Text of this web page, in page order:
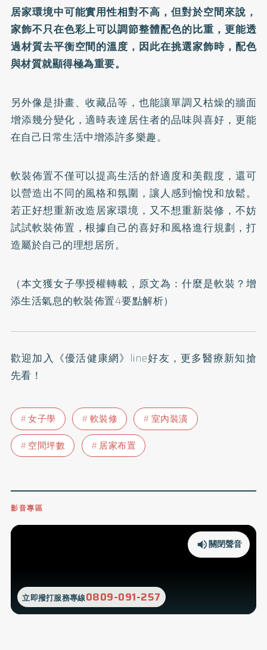
居家環境中可能實用性相對不高，但對於空間來說，
家飾不只在色彩上可以調節整體配色的比重，更能透
過材質去平衡空間的溫度，因此在挑選家飾時，配色
與材質就顯得極為重要。
另外像是掛畫、收藏品等，也能讓單調又枯燥的牆面
增添幾分變化，適時表達居住者的品味與喜好，更能
在自己日常生活中增添許多樂趣。
軟裝佈置不僅可以提高生活的舒適度和美觀度，還可
以營造出不同的風格和氛圍，讓人感到愉悅和放鬆。
若正好想重新改造居家環境，又不想重新裝修，不妨
試試軟裝佈置，根據自己的喜好和風格進行規劃，打
造屬於自己的理想居所。
（本文獲女子學授權轉載，原文為： 什麼是軟裝？增
添生活氣息的軟裝佈置4要點解析）
歡迎加入 《優活健康網》line好友 ，更多醫療新知搶
先看！
女子學 軟裝修
室內裝潢
空間坪數
居家布置
影音專區
立即撥打服務專線0809-091-257
關閉聲音